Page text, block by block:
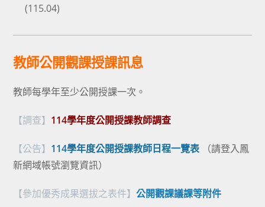
(115.04)
教師公開觀課授課訊息
教師每學年至少公開授課一次。
【調查】 114學年度公開授課教師調查
【公告】 114學年度公開授課教師日程一覽表（請登入鳳
新網域帳號瀏覽資訊）
【參加優秀成果選拔之表件】公開觀課議課等附件